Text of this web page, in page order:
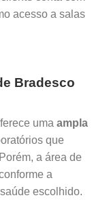
acesso a salas
Bradesco
uma ampla
que
a área de
a
escolhido.